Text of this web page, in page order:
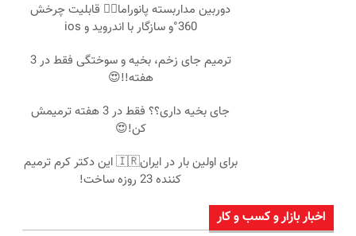
دوربین مداربسته پانوراما👈🏻 قابلیت چرخش
360°و سازگار با اندروید و ios
ترمیم جای زخم، بخیه و سوختگی فقط در 3
هفته!!😍
جای بخیه داری؟؟ فقط در 3 هفته ترمیمش
کن!😍
برای اولین بار در ایران🇮🇷 این دکتر کرم ترمیم
کننده 23 روزه ساخت!
اخبار بازار و کسب و کار